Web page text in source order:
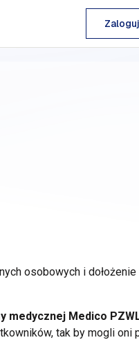
osobowych i dołożenie
medycznej Medico
tak by mogli oni